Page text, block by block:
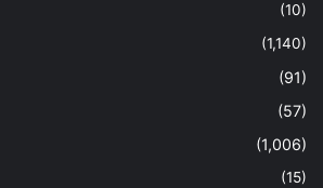
(10)
(1,140)
(91)
(57)
(1,006)
(15)